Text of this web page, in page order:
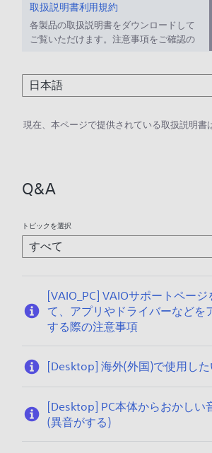
取扱説明書利用規約
各製品の取扱説明書をダウンロードして
ご覧いただけます。注意事項をご確認の
現在、本ページで提供されている取扱説明書
Q&A
トピックを選択
[VAIO_PC] VAIOサポートページ
て、アプリやドライバーなどを
する際の注意事項
[Desktop] 海外(外国)で使用した
[Desktop] PC本体からおかしい
(異音がする)